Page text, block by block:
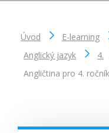
Úvod E-learning
Anglický jazyk
4.
Angličtina pro 4.